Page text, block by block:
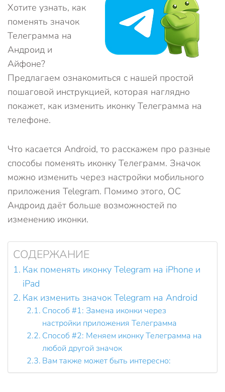
Хотите узнать, как
поменять значок
Телеграмма на
Андроид и
Айфоне?
Предлагаем ознакомиться с нашей простой
пошаговой инструкцией, которая наглядно
покажет, как изменить иконку Телеграмма на
телефоне.
Что касается Android, то расскажем про разные
способы поменять иконку Телеграмм. Значок
можно изменить через настройки мобильного
приложения Telegram. Помимо этого, ОС
Андроид даёт больше возможностей по
изменению иконки.
СОДЕРЖАНИЕ
Как поменять иконку Telegram на iPhone и
iPad
Как изменить значок Telegram на Android
Способ #1: Замена иконки через
настройки приложения Телеграмма
Способ #2: Меняем иконку Телеграмма на
любой другой значок
Вам также может быть интересно: